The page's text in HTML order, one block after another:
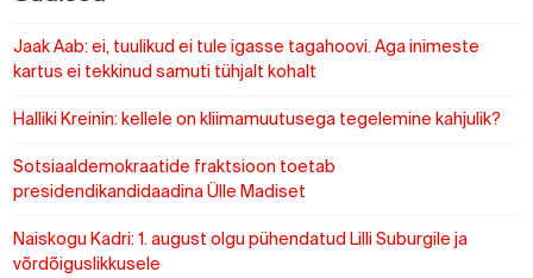
Jaak Aab: ei, tuulikud ei tule igasse tagahoovi. Aga inimeste
kartus ei tekkinud samuti tühjalt kohalt
Halliki Kreinin: kellele on kliimamuutusega tegelemine kahjulik?
Sotsiaaldemokraatide fraktsioon toetab
presidendikandidaadina Ülle Madiset
Naiskogu Kadri: 1. august olgu pühendatud Lilli Suburgile ja
võrdõiguslikkusele